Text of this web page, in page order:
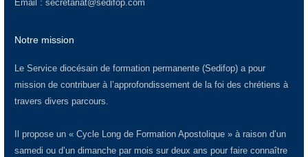
Email : secretariat@sedifop.com
Notre mission
Le Service diocésain de formation permanente (Sedifop) a pour
mission de contribuer à l’approfondissement de la foi des chrétiens à
travers divers parcours.
Il propose un « Cycle Long de Formation Apostolique » à raison d’un
samedi ou d’un dimanche par mois sur deux ans pour faire connaître